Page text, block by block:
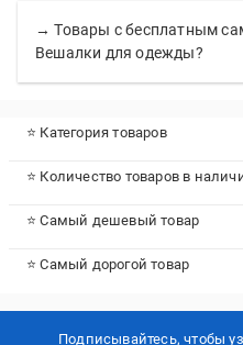
→ Товары с бесплатным
Вешалки для одежды?
⭐ Категория товаров
⭐ Количество товаров в
⭐ Самый дешевый товар
⭐ Самый дорогой товар
Подписывайтесь, чтобы